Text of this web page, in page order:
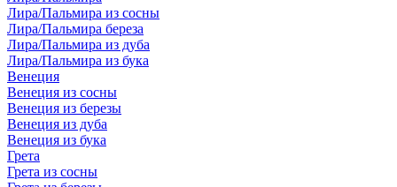
Лира/Пальмира из сосны
Лира/Пальмира береза
Лира/Пальмира из дуба
Лира/Пальмира из бука
Венеция
Венеция из сосны
Венеция из березы
Венеция из дуба
Венеция из бука
Грета
Грета из сосны